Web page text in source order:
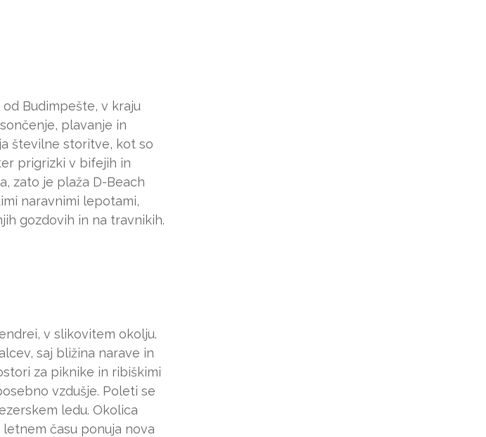
Budimpešte, v kraju
plavanje in
številne storitve, kot so
prigrizki v bifejih in
zato je plaža D-Beach
naravnimi lepotami,
gozdovih in na travnikih.
v slikovitem okolju.
saj bližina narave in
za piknike in ribiškimi
vzdušje. Poleti se
ledu. Okolica
času ponuja nova